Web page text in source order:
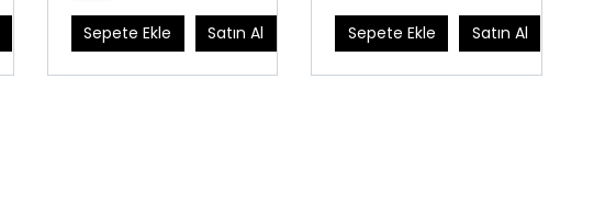
Sepete Ekle Satın Al Sepete Ekle Satın Al